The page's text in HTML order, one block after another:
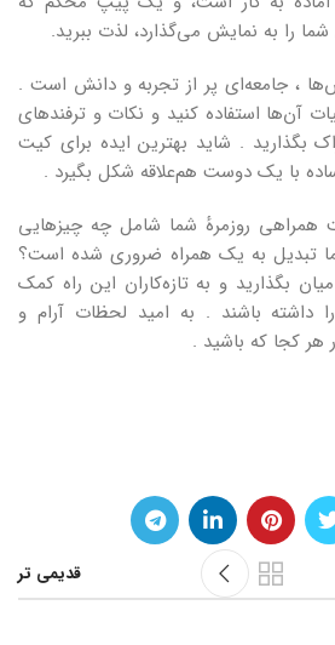
را به نمایش می‌گذارد، لذت ببرید.
، جامعه‌ای پر از تجربه و دانش است .
آن‌ها استفاده کنید و نکات و ترفندهای
بگذارید . شاید بهترین ایده برای کیت
روزمرهٔ شما شامل چه چیزهایی
تبدیل به یک همراه ضروری شده است؟
بگذارید و به تازه‌کاران این راه کمک
داشته باشند . به امید لحظات آرام و
کجا که باشید .
قدیمی تر